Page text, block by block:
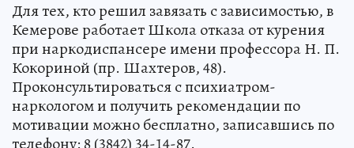
Для тех, кто решил завязать с зависимостью, в
Кемерове работает Школа отказа от курения
при наркодиспансере имени профессора Н. П.
Кокориной (пр. Шахтеров, 48).
Проконсультироваться с психиатром-
наркологом и получить рекомендации по
мотивации можно бесплатно, записавшись по
телефону: 8 (3842) 34-14-87.